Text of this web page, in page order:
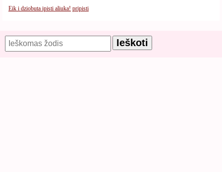
Eik i dziobuta ipisti aliuka! pripisti